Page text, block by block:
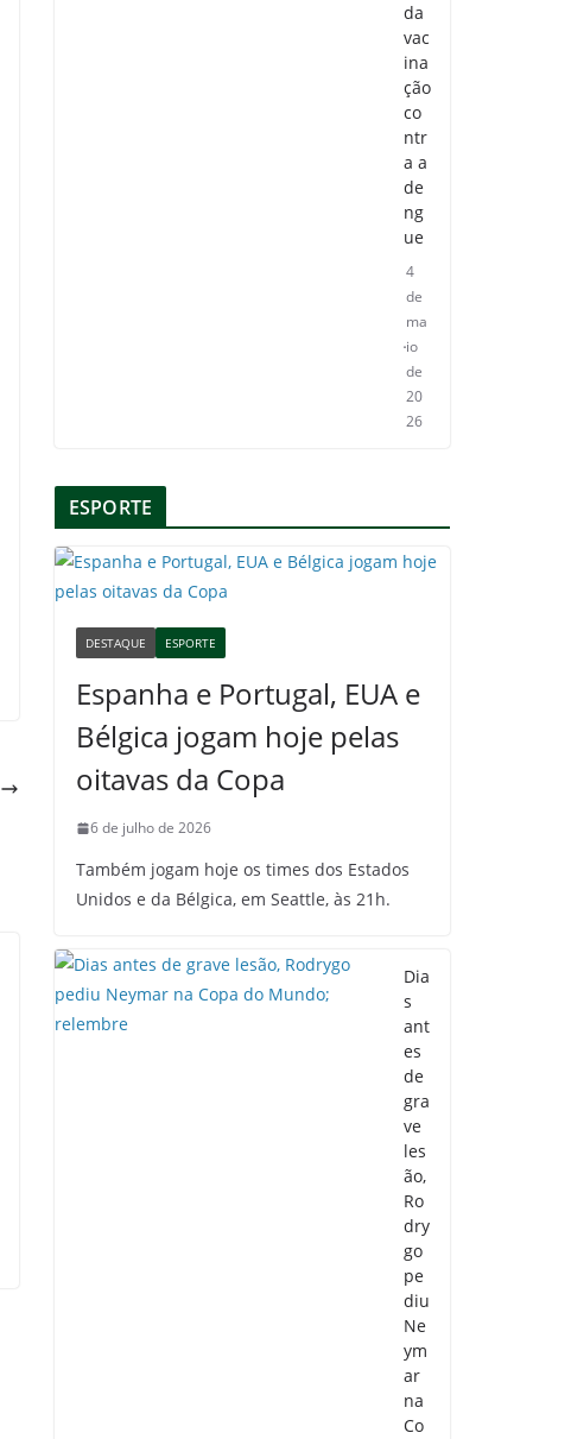
da
vac
ina
ção
co
ntr
a a
de
ng
ue
4
de
ma
io
de
20
26
ESPORTE
DESTAQUE ESPORTE
Espanha e Portugal, EUA e
Bélgica jogam hoje pelas
oitavas da Copa
6 de julho de 2026
Também jogam hoje os times dos Estados
Unidos e da Bélgica, em Seattle, às 21h.
Dia
s
ant
es
de
gra
ve
les
ão,
Ro
dry
go
pe
diu
Ne
ym
ar
na
Co